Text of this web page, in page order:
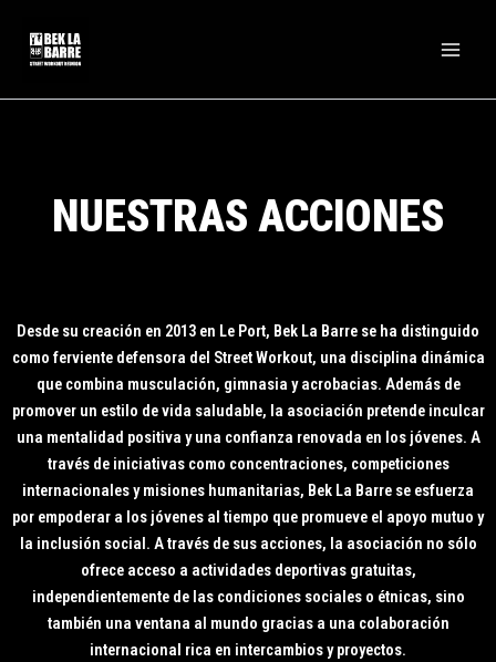
contenido
NUESTRAS ACCIONES
Desde su creación en 2013 en Le Port, Bek La Barre se ha distinguido
como ferviente defensora del Street Workout, una disciplina dinámica
que combina musculación, gimnasia y acrobacias. Además de
promover un estilo de vida saludable, la asociación pretende inculcar
una mentalidad positiva y una confianza renovada en los jóvenes. A
través de iniciativas como concentraciones, competiciones
internacionales y misiones humanitarias, Bek La Barre se esfuerza
por empoderar a los jóvenes al tiempo que promueve el apoyo mutuo y
la inclusión social. A través de sus acciones, la asociación no sólo
ofrece acceso a actividades deportivas gratuitas,
independientemente de las condiciones sociales o étnicas, sino
también una ventana al mundo gracias a una colaboración
internacional rica en intercambios y proyectos.